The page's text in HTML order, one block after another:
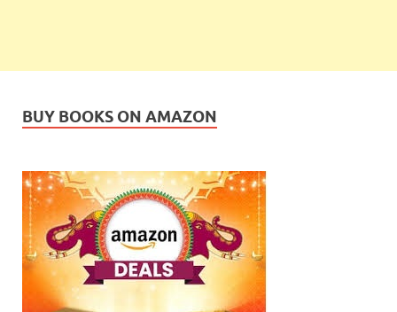
BUY BOOKS ON AMAZON